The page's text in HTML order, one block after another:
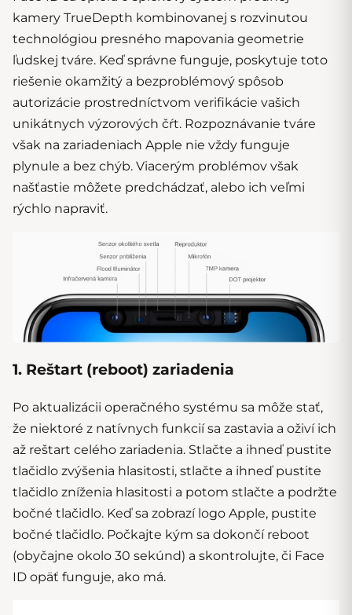
kamery TrueDepth kombinovanej s rozvinutou
technológiou presného mapovania geometrie
ľudskej tváre. Keď správne funguje, poskytuje toto
riešenie okamžitý a bezproblémový spôsob
autorizácie prostredníctvom verifikácie vašich
unikátnych výzorových čŕt. Rozpoznávanie tváre
však na zariadeniach Apple nie vždy funguje
plynule a bez chýb. Viacerým problémov však
našťastie môžete predchádzať, alebo ich veľmi
rýchlo napraviť.
1. Reštart (reboot) zariadenia
Po aktualizácii operačného systému sa môže stať,
že niektoré z natívnych funkcií sa zastavia a oživí ich
až reštart celého zariadenia. Stlačte a ihneď pustite
tlačidlo zvýšenia hlasitosti, stlačte a ihneď pustite
tlačidlo zníženia hlasitosti a potom stlačte a podržte
bočné tlačidlo. Keď sa zobrazí logo Apple, pustite
bočné tlačidlo. Počkajte kým sa dokončí reboot
(obyčajne okolo 30 sekúnd) a skontrolujte, či Face
ID opäť funguje, ako má.